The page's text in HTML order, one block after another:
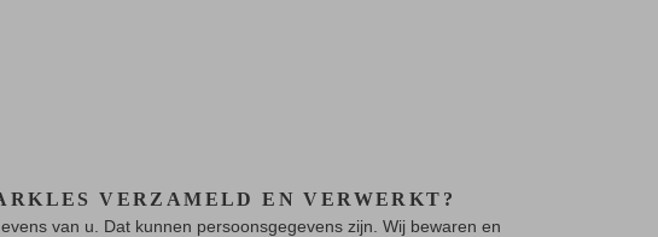
VERZAMELD EN VERWERKT?
van u. Dat kunnen persoonsgegevens zijn. Wij bewaren en